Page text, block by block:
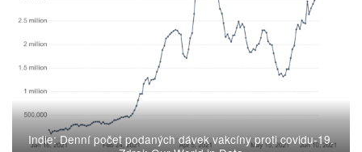
Indie: Denní počet podaných dávek vakcíny proti covidu-19.